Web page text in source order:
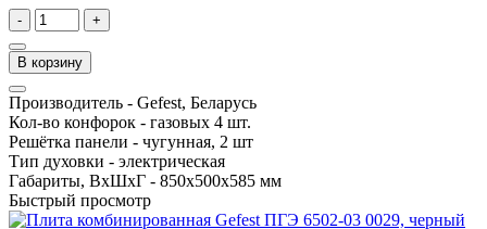
- +
В корзину
Производитель - Gefest, Беларусь
Кол-во конфорок - газовых 4 шт.
Решётка панели - чугунная, 2 шт
Тип духовки - электрическая
Габариты, ВхШхГ - 850х500х585 мм
Быстрый просмотр